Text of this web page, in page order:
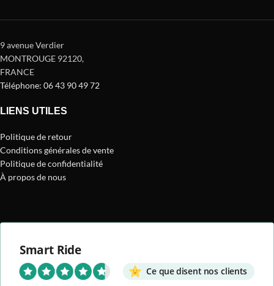
9 avenue Verdier
MONTROUGE 92120,
FRANCE
Téléphone: 06 43 90 49 72
LIENS UTILES
Politique de retour
Conditions générales de vente
Politique de confidentialité
À propos de nous
Smart Ride
Ce que disent nos clients